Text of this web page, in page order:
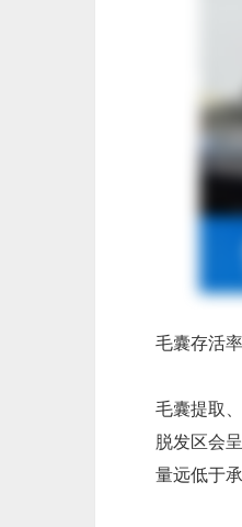
毛囊存活
毛囊提取
脱发区会
量远低于